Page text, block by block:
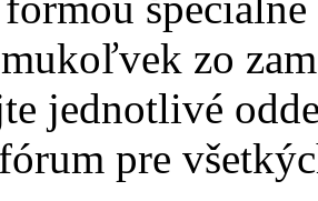
zo
jednotlivé
pre